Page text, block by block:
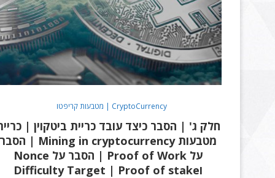
CryptoCurrency | מטבעות קריפטו
חלק ג' | הסבר כיצד עובד כריית ביטקוין |
מטבעות Mining in cryptocurrency | הסבר
על Proof of Work | הסבר על Nonce
וDifficulty Target | Proof of stake